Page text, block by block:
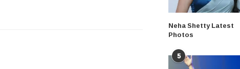
Neha Shetty Latest
Photos
5